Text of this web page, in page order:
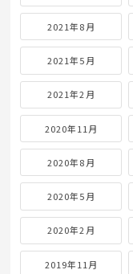
2021年8月
2021年5月
2021年2月
2020年11月
2020年8月
2020年5月
2020年2月
2019年11月